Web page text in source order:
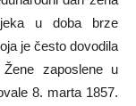
u doba brze
je često dovodila
zaposlene u
8. marta 1857.